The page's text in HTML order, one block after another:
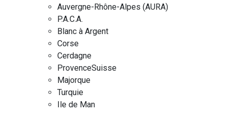
Auvergne-Rhône-Alpes (AURA)
P.A.C.A.
Blanc à Argent
Corse
Cerdagne
ProvenceSuisse
Majorque
Turquie
Ile de Man